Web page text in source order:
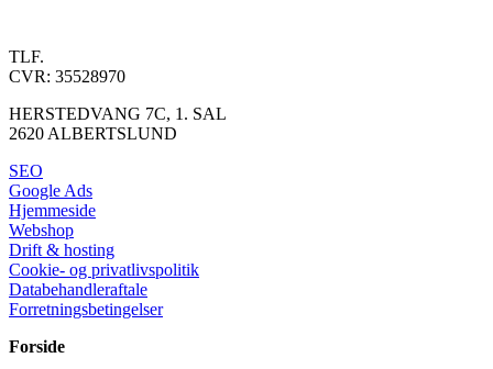
TLF.
CVR: 35528970
HERSTEDVANG 7C, 1. SAL
2620 ALBERTSLUND
SEO
Google Ads
Hjemmeside
Webshop
Drift & hosting
Cookie- og privatlivspolitik
Databehandleraftale
Forretningsbetingelser
Forside